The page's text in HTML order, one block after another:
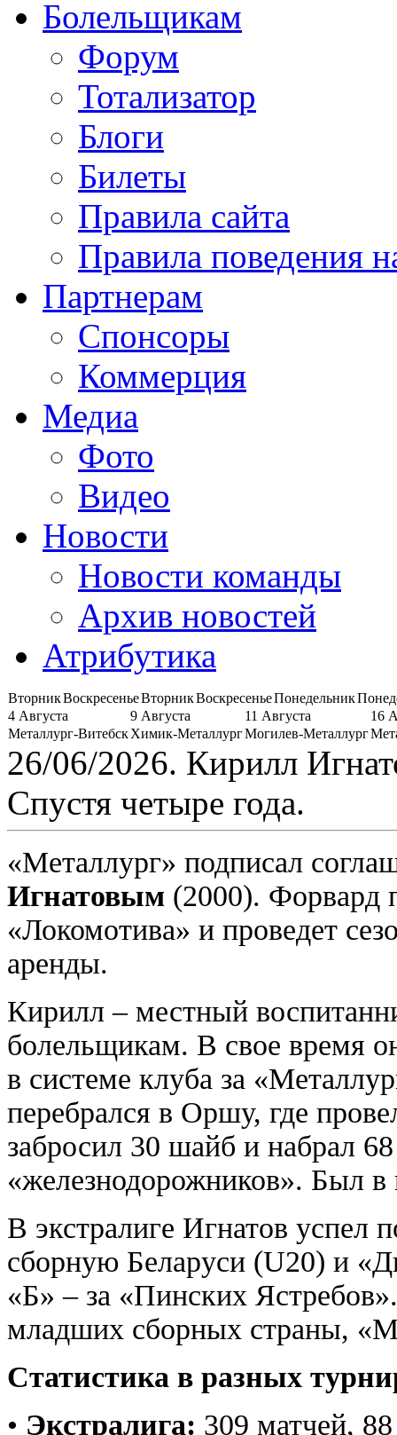
Болельщикам
Форум
Тотализатор
Блоги
Билеты
Правила сайта
Правила поведения
Партнерам
Спонсоры
Коммерция
Медиа
Фото
Видео
Новости
Новости команды
Архив новостей
Атрибутика
ВторникВоскресеньеВторникВоскресеньеПонедельник
4 Августа
9 Августа 11 Августа
16
Металлург-ВитебскХимик-МеталлургМогилев-Металлург
26/06/2026. Кирилл
Спустя четыре года.
«Металлург» подписал
Игнатовым (2000). Форвард
«Локомотива» и проведет
аренды.
Кирилл – местный
болельщикам. В свое время
в системе клуба за
перебрался в Оршу, где
забросил 30 шайб и набрал
«железнодорожников». Был в
В экстралиге Игнатов успел
сборную Беларуси (U20) и
«Б» – за «Пинских
младших сборных страны,
Статистика в разных
• Экстралига: 309 матчей,